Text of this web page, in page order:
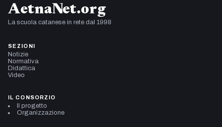
AetnaNet.org
La scuola catanese in rete dal 1998
SEZIONI
Notizie
Normativa
Didattica
Video
IL CONSORZIO
Il progetto
Organizzazione